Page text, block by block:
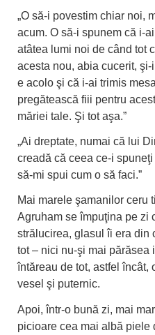
„O să-i povestim chiar noi,
acum. O să-i spunem că i-
atâtea lumi noi de când tot
acesta nou, abia cucerit,
e acolo şi că i-ai trimis
pregătească fiii pentru
măriei tale. Şi tot aşa.”
„Ai dreptate, numai că lui
creadă că ceea ce-i
să-mi spui cum o să faci.”
Mai marele şamanilor ceru
Agruham se împuţina pe zi
strălucirea, glasul îi era din
tot – nici nu-şi mai
întăreau de tot, astfel încât,
vesel şi puternic.
Apoi, într-o bună zi, mai
picioare cea mai albă piele